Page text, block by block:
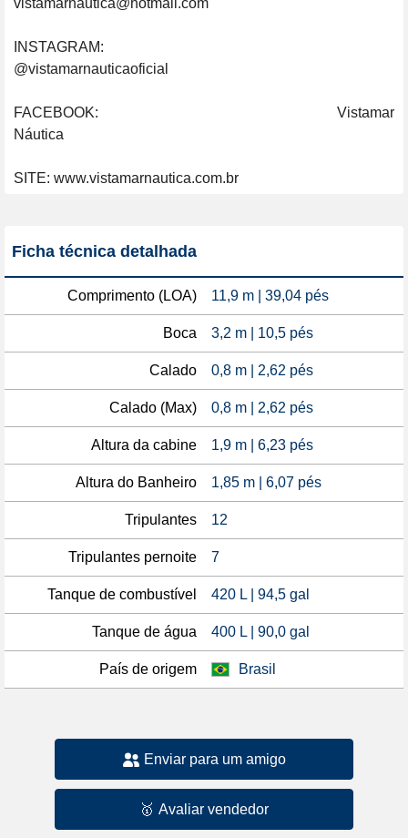
vistamarnautica@hotmail.com
INSTAGRAM:
@vistamarnauticaoficial
FACEBOOK: Vistamar
Náutica
SITE: www.vistamarnautica.com.br
Ficha técnica detalhada
Comprimento (LOA) 11,9 m | 39,04 pés
Boca 3,2 m | 10,5 pés
Calado 0,8 m | 2,62 pés
Calado (Max) 0,8 m | 2,62 pés
Altura da cabine 1,9 m | 6,23 pés
Altura do Banheiro 1,85 m | 6,07 pés
Tripulantes 12
Tripulantes pernoite 7
Tanque de combustível 420 L | 94,5 gal
Tanque de água 400 L | 90,0 gal
País de origem Brasil
Enviar para um amigo
🥇 Avaliar vendedor